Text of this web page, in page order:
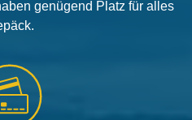
genügend Platz für alles